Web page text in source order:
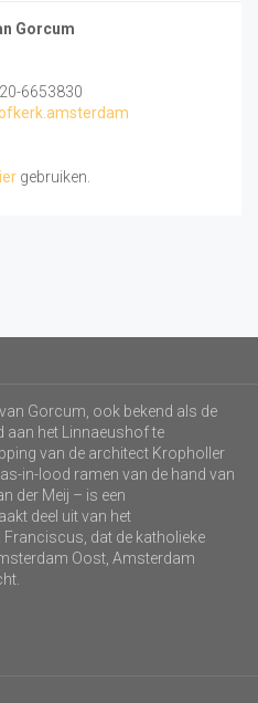
Gorcum
6653830
gebruiken.
Gorcum, ook bekend als de
aan het Linnaeushof te
van de architect Kropholler
in-lood ramen van de hand van
der Meij – is een
deel uit van het
dat de katholieke
Oost, Amsterdam